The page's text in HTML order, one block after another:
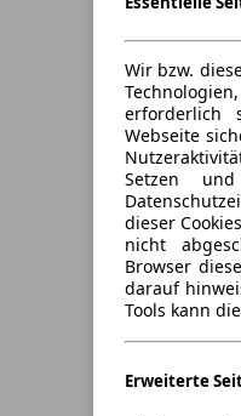
Wir bzw.
erforderlich
Webseite
Setzen
dieser
nicht
Browser
darauf
Tools kann
Erweiterte